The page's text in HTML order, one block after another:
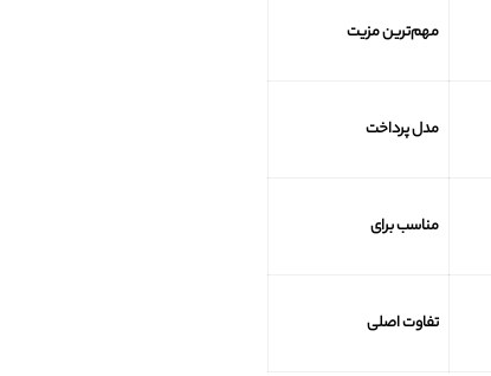
مهم‌ترین مزیت
مدل پرداخت
مناسب برای
تفاوت اصلی